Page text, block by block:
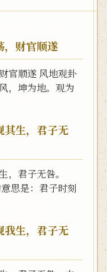
，财官顺遂
官顺遂 风地观卦
，坤为地。观为
其生，君子无
，君子无咎。
思是：君子时刻
我生，君子无